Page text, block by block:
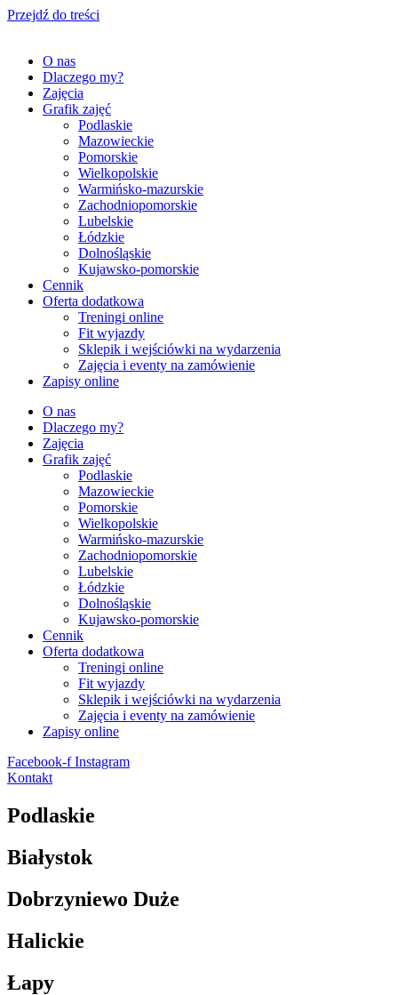
Przejdź do treści
O nas
Dlaczego my?
Zajęcia
Grafik zajęć
Podlaskie
Mazowieckie
Pomorskie
Wielkopolskie
Warmińsko-mazurskie
Zachodniopomorskie
Lubelskie
Łódzkie
Dolnośląskie
Kujawsko-pomorskie
Cennik
Oferta dodatkowa
Treningi online
Fit wyjazdy
Sklepik i wejściówki na wydarzenia
Zajęcia i eventy na zamówienie
Zapisy online
O nas
Dlaczego my?
Zajęcia
Grafik zajęć
Podlaskie
Mazowieckie
Pomorskie
Wielkopolskie
Warmińsko-mazurskie
Zachodniopomorskie
Lubelskie
Łódzkie
Dolnośląskie
Kujawsko-pomorskie
Cennik
Oferta dodatkowa
Treningi online
Fit wyjazdy
Sklepik i wejściówki na wydarzenia
Zajęcia i eventy na zamówienie
Zapisy online
Facebook-f Instagram
Kontakt
Podlaskie
Białystok
Dobrzyniewo Duże
Halickie
Łapy